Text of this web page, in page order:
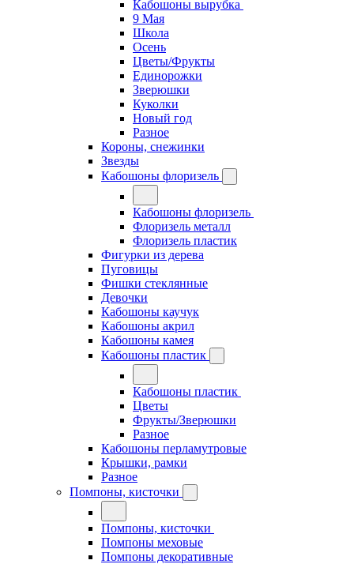
Кабошоны вырубка
9 Мая
Школа
Осень
Цветы/Фрукты
Единорожки
Зверюшки
Куколки
Новый год
Разное
Короны, снежинки
Звезды
Кабошоны флоризель
Кабошоны флоризель
Флоризель металл
Флоризель пластик
Фигурки из дерева
Пуговицы
Фишки стеклянные
Девочки
Кабошоны каучук
Кабошоны акрил
Кабошоны камея
Кабошоны пластик
Кабошоны пластик
Цветы
Фрукты/Зверюшки
Разное
Кабошоны перламутровые
Крышки, рамки
Разное
Помпоны, кисточки
Помпоны, кисточки
Помпоны меховые
Помпоны декоративные